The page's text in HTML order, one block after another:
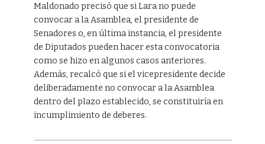
Maldonado precisó que si Lara no puede
convocar a la Asamblea, el presidente de
Senadores o, en última instancia, el presidente
de Diputados pueden hacer esta convocatoria
como se hizo en algunos casos anteriores.
Además, recalcó que si el vicepresidente decide
deliberadamente no convocar a la Asamblea
dentro del plazo establecido, se constituiría en
incumplimiento de deberes.